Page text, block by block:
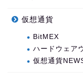
仮想通貨
BitMEX
ハードウェア
仮想通貨